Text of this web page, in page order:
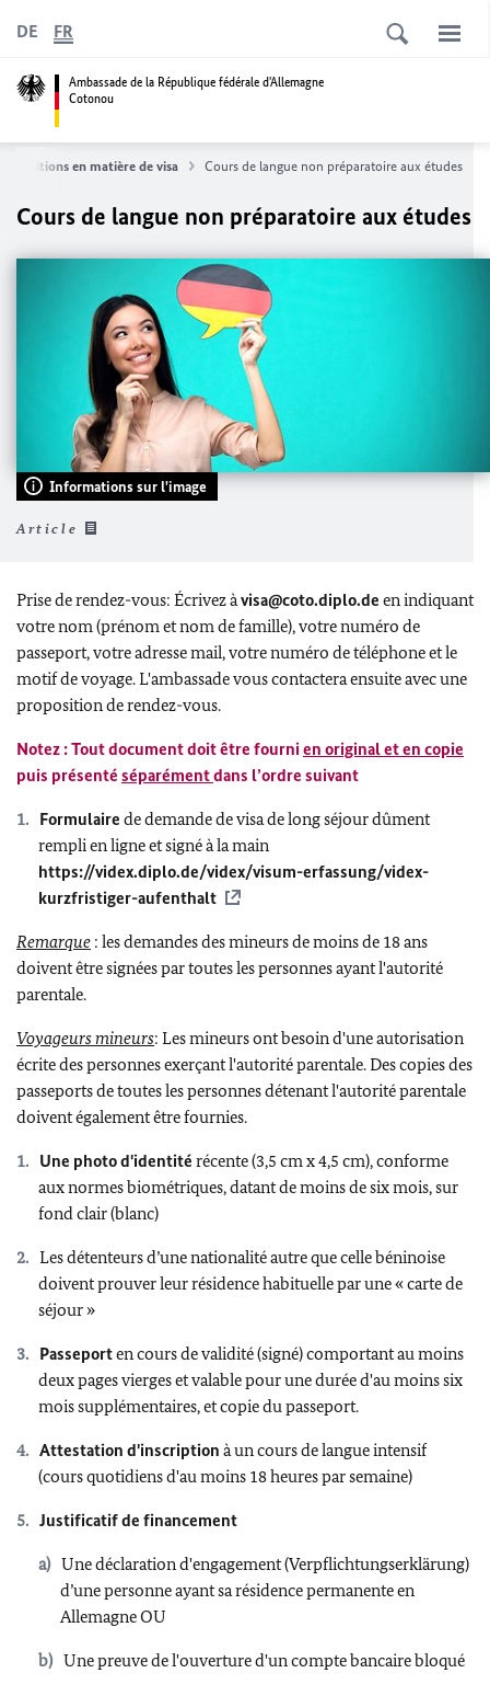
Ambassade de la République fédérale d'Allemagne
Cotonou
DE FR
en matière de visa Cours de langue non préparatoire aux études
Cours de langue non préparatoire aux études
Informations sur l'image
Article
Prise de rendez-vous: Écrivez àvisa@coto.diplo.de en indiquant
votre nom (prénom et nom de famille), votre numéro de
passeport, votre adresse mail, votre numéro de téléphone et le
motif de voyage.L'ambassade vous contactera ensuite avec une
proposition de rendez-vous.
Notez : Tout document doit être fournien original et en copie
puis présenté séparémentdans l’ordre suivant
Formulaire de demande de visa de long séjour dûment
rempli en ligne et signé à la main
https://videx.diplo.de/videx/visum-erfassung/videx-
kurzfristiger-aufenthalt
Remarque : les demandes des mineurs de moins de 18 ans
doivent être signées par toutes les personnes ayant l'autorité
parentale.
Voyageurs mineurs: Les mineurs ont besoin d'une autorisation
écrite des personnes exerçant l'autorité parentale. Des copies des
passeports de toutes les personnes détenant l'autorité parentale
doivent également être fournies.
Une photo d'identité récente (3,5 cm x 4,5 cm), conforme
aux normes biométriques, datant de moins de six mois, sur
fond clair (blanc)
Les détenteurs d’une nationalité autre que celle béninoise
doivent prouver leur résidence habituelle par une « carte de
séjour »
Passeporten cours de validité (signé) comportant au moins
deux pages vierges et valable pour une durée d'au moins six
mois supplémentaires, et copie du passeport.
Attestation d'inscription à un cours de langue intensif
(cours quotidiens d'au moins 18 heures par semaine)
Justificatif de financement
Une déclaration d'engagement (Verpflichtungserklärung)
d’une personne ayant sa résidence permanente en
Allemagne OU
Une preuve de l'ouverture d'un compte bancaire bloqué